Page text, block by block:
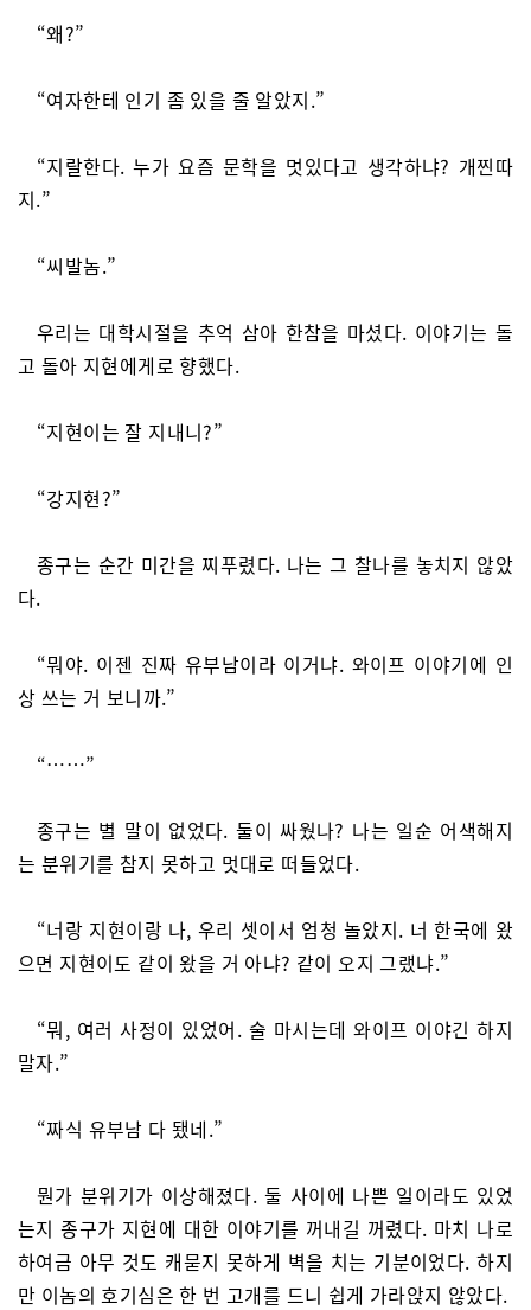
“왜?”
“여자한테 인기 좀 있을 줄 알았지.”
“지랄한다. 누가 요즘 문학을 멋있다고 생각하냐? 개찐따
지.”
“씨발놈.”
우리는 대학시절을 추억 삼아 한참을 마셨다. 이야기는 돌
고 돌아 지현에게로 향했다.
“지현이는 잘 지내니?”
“강지현?”
종구는 순간 미간을 찌푸렸다. 나는 그 찰나를 놓치지 않았
다.
“뭐야. 이젠 진짜 유부남이라 이거냐. 와이프 이야기에 인
상 쓰는 거 보니까.”
“……”
종구는 별 말이 없었다. 둘이 싸웠나? 나는 일순 어색해지
는 분위기를 참지 못하고 멋대로 떠들었다.
“너랑 지현이랑 나, 우리 셋이서 엄청 놀았지. 너 한국에 왔
으면 지현이도 같이 왔을 거 아냐? 같이 오지 그랬냐.”
“뭐, 여러 사정이 있었어. 술 마시는데 와이프 이야긴 하지
말자.”
“짜식 유부남 다 됐네.”
뭔가 분위기가 이상해졌다. 둘 사이에 나쁜 일이라도 있었
는지 종구가 지현에 대한 이야기를 꺼내길 꺼렸다. 마치 나로
하여금 아무 것도 캐묻지 못하게 벽을 치는 기분이었다. 하지
만 이놈의 호기심은 한 번 고개를 드니 쉽게 가라앉지 않았다.